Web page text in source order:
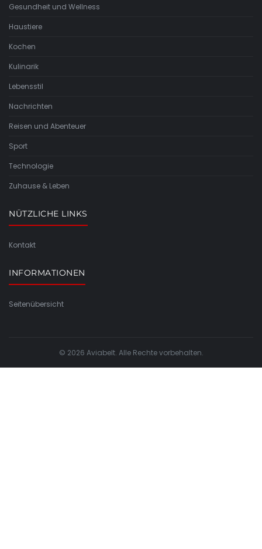
Gesundheit und Wellness
Haustiere
Kochen
Kulinarik
Lebensstil
Nachrichten
Reisen und Abenteuer
Sport
Technologie
Zuhause & Leben
NÜTZLICHE LINKS
Kontakt
INFORMATIONEN
Seitenübersicht
© 2026 Aviabelt. Alle Rechte vorbehalten.